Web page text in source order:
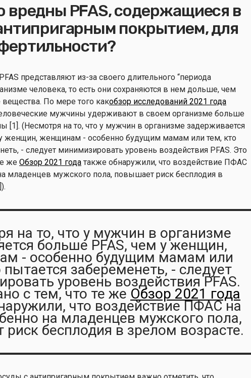
вредны PFAS, содержащиеся в
покрытием, для
представляют из-за своего длительного “периода
человека, то есть они сохраняются в нем дольше, чем
вещества. По мере того какобзор исследований 2021 года
мужчины удерживают в своем организме больше
(Несмотря на то, что у мужчин в организме задерживается
женщин, женщинам - особенно будущим мамам или тем, кто
- следует минимизировать уровень воздействия PFAS. Это
же Обзор 2021 года также обнаружили, что воздействие ПФАС
младенцев мужского пола, повышает риск бесплодия в
на то, что у мужчин в организме
больше PFAS, чем у женщин,
- особенно будущим мамам или
пытается забеременеть, - следует
уровень воздействия PFAS.
с тем, что те же Обзор 2021 года
что воздействие ПФАС на
на младенцев мужского пола,
бесплодия в зрелом возрасте.